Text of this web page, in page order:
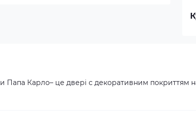
Папа Карло– це двері с декоративним покриттям